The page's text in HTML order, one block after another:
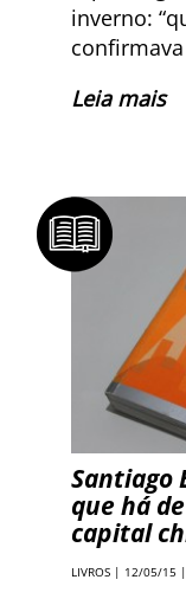
inverno:
Leia mais
Santiago
que há
capital
LIVROS | 12/05/15 |